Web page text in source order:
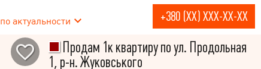
по актуальности +380 (XX) XXX-XX-XX
Продам 1к квартиру по ул. Продольная
1, р-н. Жуковського